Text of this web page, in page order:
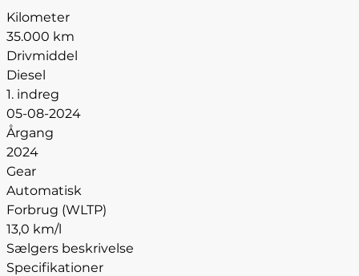
Kilometer
35.000 km
Drivmiddel
Diesel
1. indreg
05-08-2024
Årgang
2024
Gear
Automatisk
Forbrug (WLTP)
13,0 km/l
Sælgers beskrivelse
Specifikationer